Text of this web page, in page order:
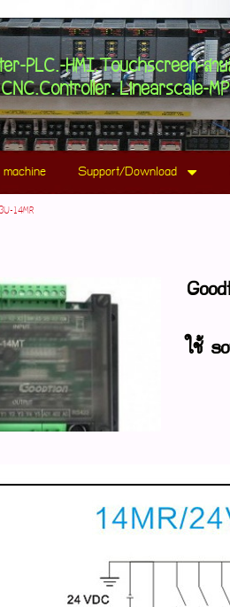
PLC.-HMI.Touchscreen-
CNC.Controller. Linearscale-
Support/Download
14MR
ใช้